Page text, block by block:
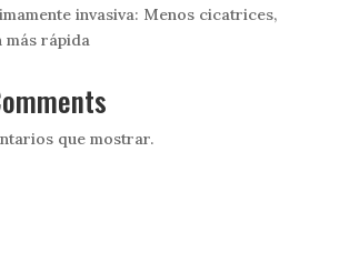
invasiva: Menos cicatrices,
rápida
que mostrar.